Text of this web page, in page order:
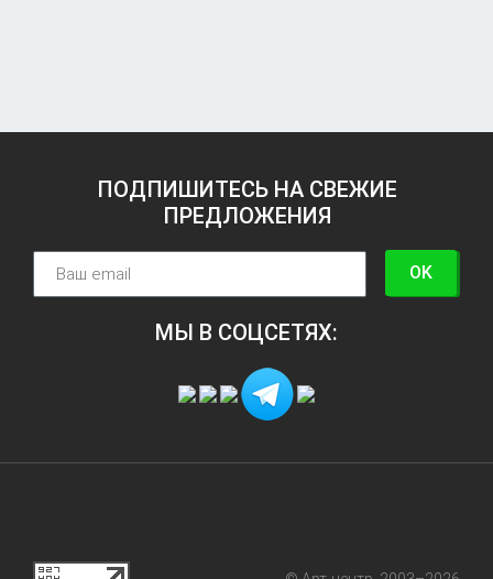
ПОДПИШИТЕСЬ НА СВЕЖИЕ
ПРЕДЛОЖЕНИЯ
OK
МЫ В СОЦСЕТЯХ: